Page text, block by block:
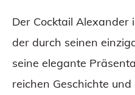
Der Cocktail Alexander
der durch seinen
seine elegante
reichen Geschichte